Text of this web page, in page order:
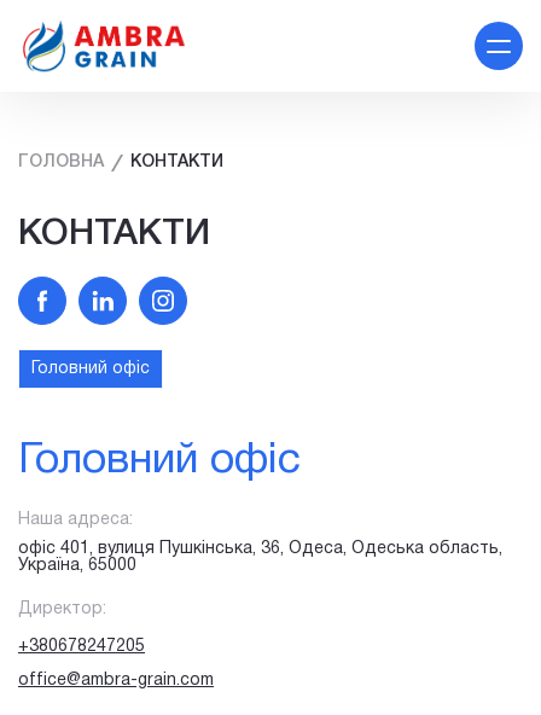
ГОЛОВНА КОНТАКТИ
КОНТАКТИ
Головний офіс
Головний офіс
Наша адреса:
офіс 401, вулиця Пушкінська, 36, Одеса, Одеська область,
Україна, 65000
Директор:
+380678247205
office@ambra-grain.com